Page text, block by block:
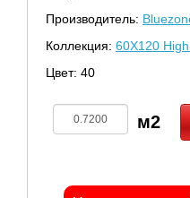
Производитель:
Коллекция: 60X120
Цвет: 40